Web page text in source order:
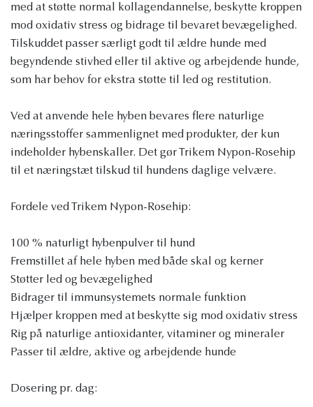
med at støtte normal kollagendannelse, beskytte kroppen
mod oxidativ stress og bidrage til bevaret bevægelighed.
Tilskuddet passer særligt godt til ældre hunde med
begyndende stivhed eller til aktive og arbejdende hunde,
som har behov for ekstra støtte til led og restitution.
Ved at anvende hele hyben bevares flere naturlige
næringsstoffer sammenlignet med produkter, der kun
indeholder hybenskaller. Det gør Trikem Nypon-Rosehip
til et næringstæt tilskud til hundens daglige velvære.
Fordele ved Trikem Nypon-Rosehip:
100 % naturligt hybenpulver til hund
Fremstillet af hele hyben med både skal og kerner
Støtter led og bevægelighed
Bidrager til immunsystemets normale funktion
Hjælper kroppen med at beskytte sig mod oxidativ stress
Rig på naturlige antioxidanter, vitaminer og mineraler
Passer til ældre, aktive og arbejdende hunde
Dosering pr. dag: